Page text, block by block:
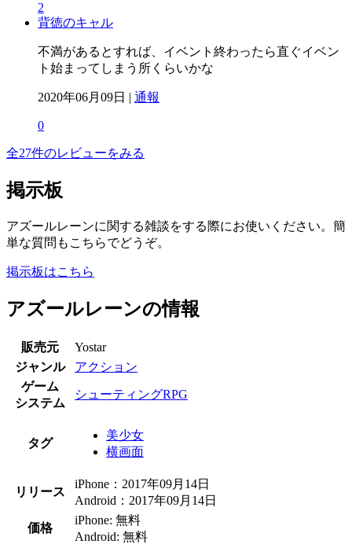
2
背徳のキャル
不満があるとすれば、イベント終わったら直ぐイベン
ト始まってしまう所くらいかな
2020年06月09日 | 通報
0
全27件のレビューをみる
掲示板
アズールレーンに関する雑談をする際にお使いください。簡
単な質問もこちらでどうぞ。
掲示板はこちら
アズールレーンの情報
販売元
Yostar
ジャンル
アクション
ゲーム
システム
シューティングRPG
タグ
美少女
横画面
リリース
iPhone：2017年09月14日
Android：2017年09月14日
価格
iPhone: 無料
Android: 無料